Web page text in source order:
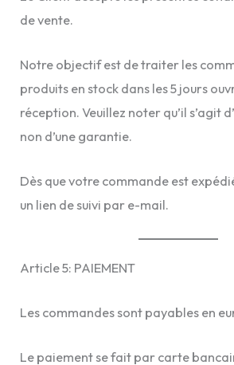
de vente.
Notre objectif est de traiter les
produits en stock dans les 5 jours
réception. Veuillez noter qu’il s’agit
non d’une garantie.
Dès que votre commande est
un lien de suivi par e-mail.
Article 5: PAIEMENT
Les commandes sont payables en
Le paiement se fait par carte